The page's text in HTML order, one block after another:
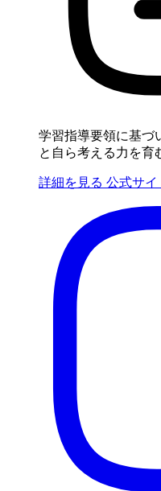
学習指導要領に基づ
と自ら考える力を育
詳細を見る 公式サイ